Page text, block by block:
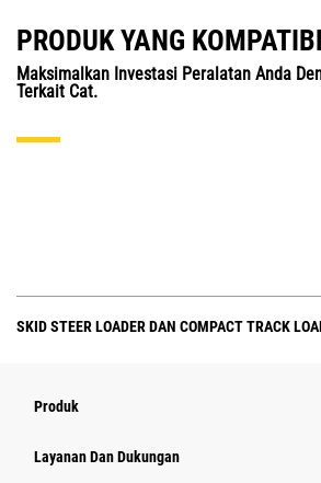
PRODUK YANG
Maksimalkan Investasi Peralatan Anda
Terkait Cat.
SKID STEER LOADER DAN COMPACT TRACK
Produk
Layanan Dan Dukungan